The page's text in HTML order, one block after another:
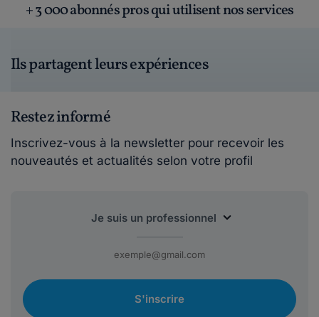
+ 3 000 abonnés pros qui utilisent nos services
Ils partagent leurs expériences
Restez informé
Inscrivez-vous à la newsletter pour recevoir les
nouveautés et actualités selon votre profil
S'inscrire